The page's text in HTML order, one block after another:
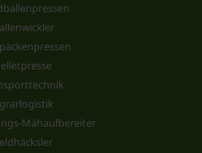
Mähaufbereiter